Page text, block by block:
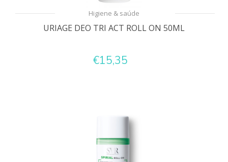
Higiene & saúde
URIAGE DEO TRI ACT ROLL ON 50ML
€15,35